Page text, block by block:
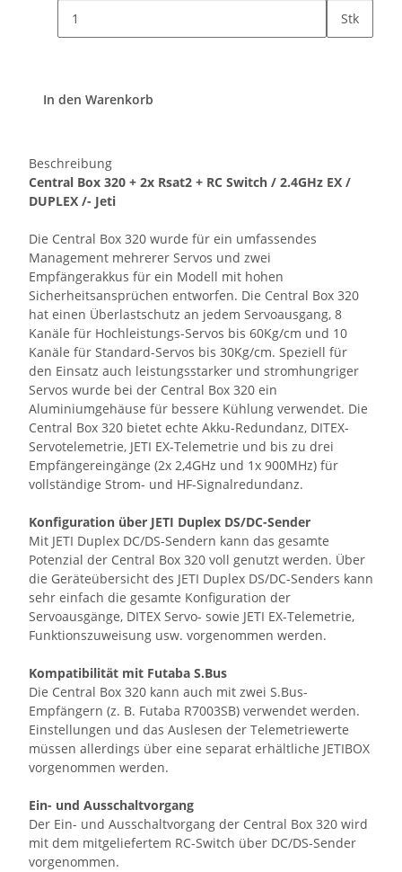
Stk
In den Warenkorb
Beschreibung
Central Box 320 + 2x Rsat2 + RC Switch / 2.4GHz EX /
DUPLEX /- Jeti
Die Central Box 320 wurde für ein umfassendes
Management mehrerer Servos und zwei
Empfängerakkus für ein Modell mit hohen
Sicherheitsansprüchen entworfen. Die Central Box 320
hat einen Überlastschutz an jedem Servoausgang, 8
Kanäle für Hochleistungs-Servos bis 60Kg/cm und 10
Kanäle für Standard-Servos bis 30Kg/cm. Speziell für
den Einsatz auch leistungsstarker und stromhungriger
Servos wurde bei der Central Box 320 ein
Aluminiumgehäuse für bessere Kühlung verwendet. Die
Central Box 320 bietet echte Akku-Redundanz, DITEX-
Servotelemetrie, JETI EX-Telemetrie und bis zu drei
Empfängereingänge (2x 2,4GHz und 1x 900MHz) für
vollständige Strom- und HF-Signalredundanz.
Konfiguration über JETI Duplex DS/DC-Sender
Mit JETI Duplex DC/DS-Sendern kann das gesamte
Potenzial der Central Box 320 voll genutzt werden. Über
die Geräteübersicht des JETI Duplex DS/DC-Senders kann
sehr einfach die gesamte Konfiguration der
Servoausgänge, DITEX Servo- sowie JETI EX-Telemetrie,
Funktionszuweisung usw. vorgenommen werden.
Kompatibilität mit Futaba S.Bus
Die Central Box 320 kann auch mit zwei S.Bus-
Empfängern (z. B. Futaba R7003SB) verwendet werden.
Einstellungen und das Auslesen der Telemetriewerte
müssen allerdings über eine separat erhältliche JETIBOX
vorgenommen werden.
Ein- und Ausschaltvorgang
Der Ein- und Ausschaltvorgang der Central Box 320 wird
mit dem mitgeliefertem RC-Switch über DC/DS-Sender
vorgenommen.